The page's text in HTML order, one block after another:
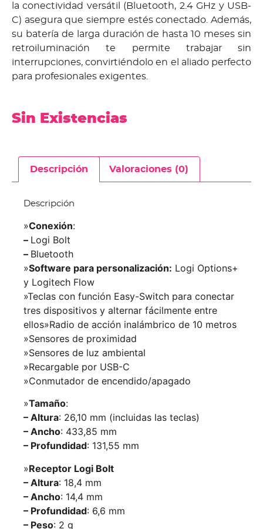
la conectividad versátil (Bluetooth, 2.4 GHz y USB-
C) asegura que siempre estés conectado. Además,
su batería de larga duración de hasta 10 meses sin
retroiluminación te permite trabajar sin
interrupciones, convirtiéndolo en el aliado perfecto
para profesionales exigentes.
Sin Existencias
Descripción Valoraciones (0)
Descripción
»Conexión:
– Logi Bolt
– Bluetooth
»Software para personalización: Logi Options+
y Logitech Flow
»Teclas con función Easy-Switch para conectar
tres dispositivos y alternar fácilmente entre
ellos»Radio de acción inalámbrico de 10 metros
»Sensores de proximidad
»Sensores de luz ambiental
»Recargable por USB-C
»Conmutador de encendido/apagado
»Tamaño:
– Altura: 26,10 mm (incluidas las teclas)
– Ancho: 433,85 mm
– Profundidad: 131,55 mm
»Receptor Logi Bolt
– Altura: 18,4 mm
– Ancho: 14,4 mm
– Profundidad: 6,6 mm
– Peso: 2 g